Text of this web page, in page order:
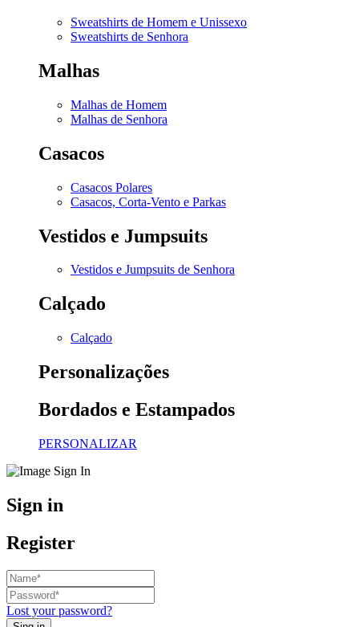
Sweatshirts de Homem e Unissexo
Sweatshirts de Senhora
Malhas
Malhas de Homem
Malhas de Senhora
Casacos
Casacos Polares
Casacos, Corta-Vento e Parkas
Vestidos e Jumpsuits
Vestidos e Jumpsuits de Senhora
Calçado
Calçado
Personalizações
Bordados e Estampados
PERSONALIZAR
Sign in
Register
Lost your password?